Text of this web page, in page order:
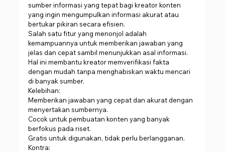
sumber informasi yang tepat bagi kreator konten
yang ingin mengumpulkan informasi akurat atau
bertukar pikiran secara efisien.
Salah satu fitur yang menonjol adalah
kemampuannya untuk memberikan jawaban yang
jelas dan cepat sambil menunjukkan asal informasi.
Hal ini membantu kreator memverifikasi fakta
dengan mudah tanpa menghabiskan waktu mencari
di banyak sumber.
Kelebihan:
Memberikan jawaban yang cepat dan akurat dengan
menyertakan sumbernya.
Cocok untuk pembuatan konten yang banyak
berfokus pada riset.
Gratis untuk digunakan, tidak perlu berlangganan.
Kontra: